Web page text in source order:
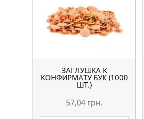
ЗАГЛУШКА К
КОНФИРМАТУ БУК (1000
ШТ.)
57,04 грн.